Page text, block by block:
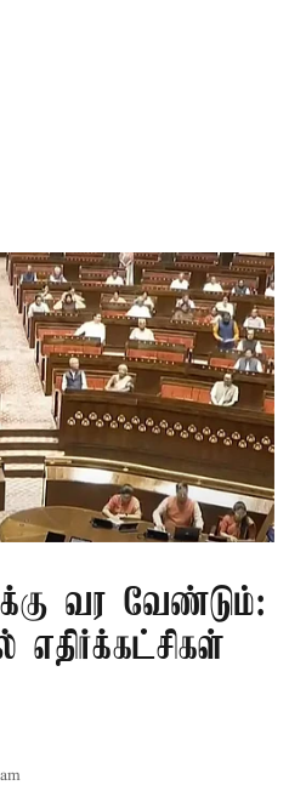
வர வேண்டும்:
எதிர்க்கட்சிகள்